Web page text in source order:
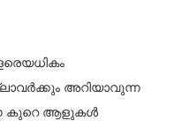
അറിയാവുന്ന
കുറെ ആളുകൾ